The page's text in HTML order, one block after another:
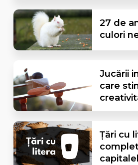
27 de
culori
Jucării
care
Țări cu